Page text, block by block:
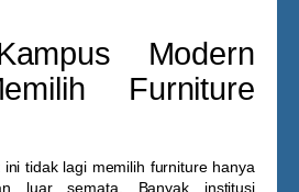
Modern
Furniture
tidak lagi memilih furniture hanya
luar semata. Banyak institusi